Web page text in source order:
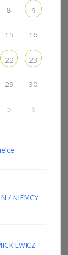
8 9
15 16
22 23
29 30
5 6
/ NIEMCY
-